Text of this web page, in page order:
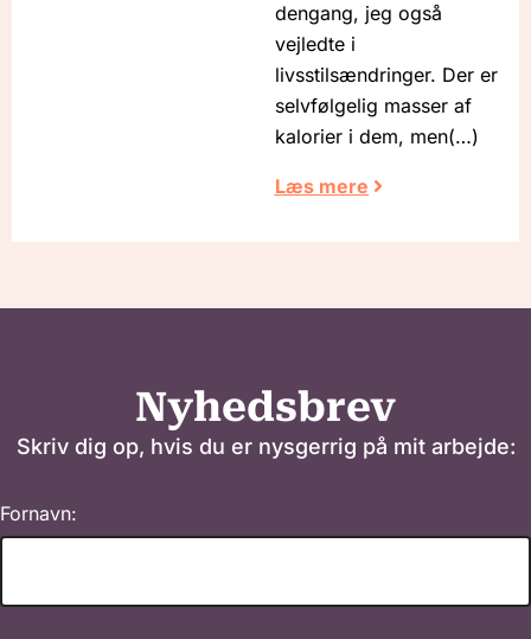
dengang, jeg også
vejledte i
livsstilsændringer. Der er
selvfølgelig masser af
kalorier i dem, men
Læs mere
Nyhedsbrev
Skriv dig op, hvis du er nysgerrig på mit arbejde:
Fornavn: